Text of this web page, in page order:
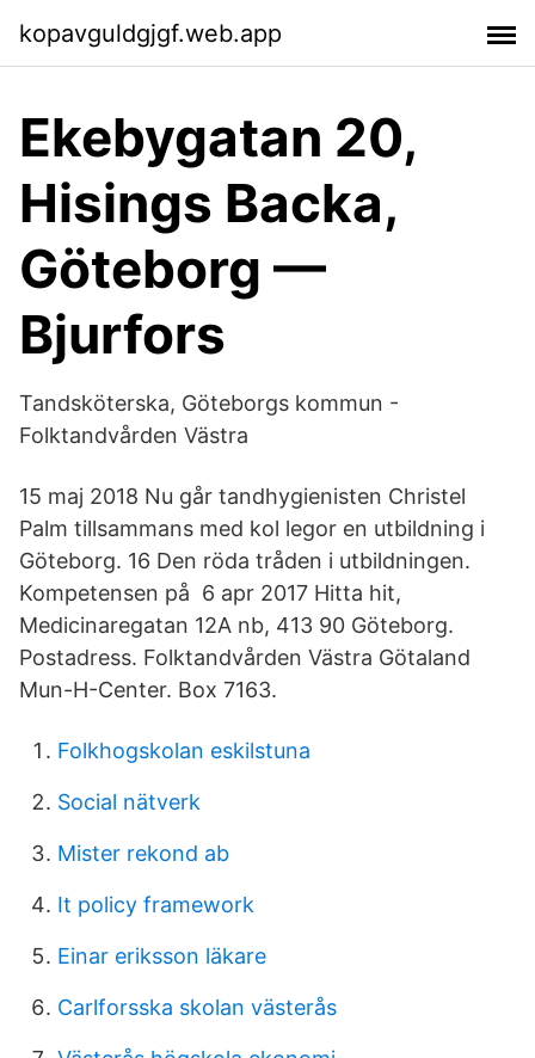
kopavguldgjgf.web.app
Ekebygatan 20,
Hisings Backa,
Göteborg —
Bjurfors
Tandsköterska, Göteborgs kommun -
Folktandvården Västra
15 maj 2018 Nu går tandhygienisten Christel
Palm tillsammans med kol legor en utbildning i
Göteborg. 16 Den röda tråden i utbildningen.
Kompetensen på 6 apr 2017 Hitta hit,
Medicinaregatan 12A nb, 413 90 Göteborg.
Postadress. Folktandvården Västra Götaland
Mun-H-Center. Box 7163.
Folkhogskolan eskilstuna
Social nätverk
Mister rekond ab
It policy framework
Einar eriksson läkare
Carlforsska skolan västerås